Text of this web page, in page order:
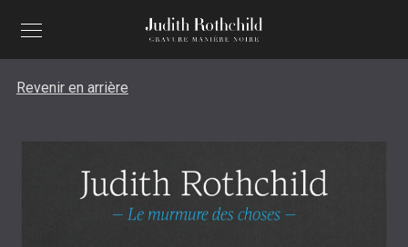
Revenir en arrière